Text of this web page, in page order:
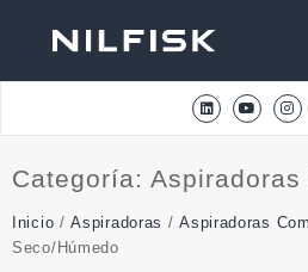
Categoría: Aspiradoras
Inicio /Aspiradoras /Aspiradoras
Seco/Húmedo